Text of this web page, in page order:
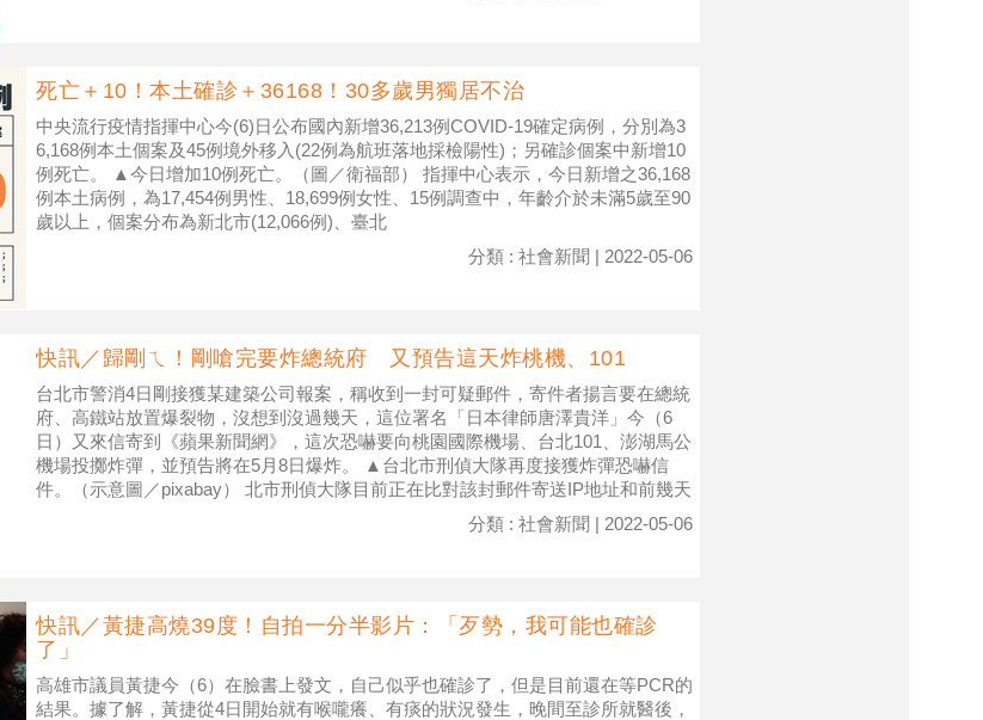
死亡＋10！本土確診＋36168！30多歲男獨居不治
中央流行疫情指揮中心今(6)日公布國內新增36,213例COVID-19確定病例，分別為3
6,168例本土個案及45例境外移入(22例為航班落地採檢陽性)；另確診個案中新增10
例死亡。 ▲今日增加10例死亡。（圖／衛福部） 指揮中心表示，今日新增之36,168
例本土病例，為17,454例男性、18,699例女性、15例調查中，年齡介於未滿5歲至90
歲以上，個案分布為新北市(12,066例)、臺北
分類 : 社會新聞 | 2022-05-06
快訊／歸剛ㄟ！剛嗆完要炸總統府 又預告這天炸桃機、101
台北市警消4日剛接獲某建築公司報案，稱收到一封可疑郵件，寄件者揚言要在總統
府、高鐵站放置爆裂物，沒想到沒過幾天，這位署名「日本律師唐澤貴洋」今（6
日）又來信寄到《蘋果新聞網》，這次恐嚇要向桃園國際機場、台北101、澎湖馬公
機場投擲炸彈，並預告將在5月8日爆炸。 ▲台北市刑偵大隊再度接獲炸彈恐嚇信
件。（示意圖／pixabay） 北市刑偵大隊目前正在比對該封郵件寄送IP地址和前幾天
分類 : 社會新聞 | 2022-05-06
快訊／黃捷高燒39度！自拍一分半影片：「歹勢，我可能也確診
了」
高雄市議員黃捷今（6）在臉書上發文，自己似乎也確診了，但是目前還在等PCR的
結果。據了解，黃捷從4日開始就有喉嚨癢、有痰的狀況發生，晚間至診所就醫後，